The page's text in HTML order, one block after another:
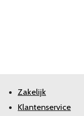
Zakelijk
Klantenservice